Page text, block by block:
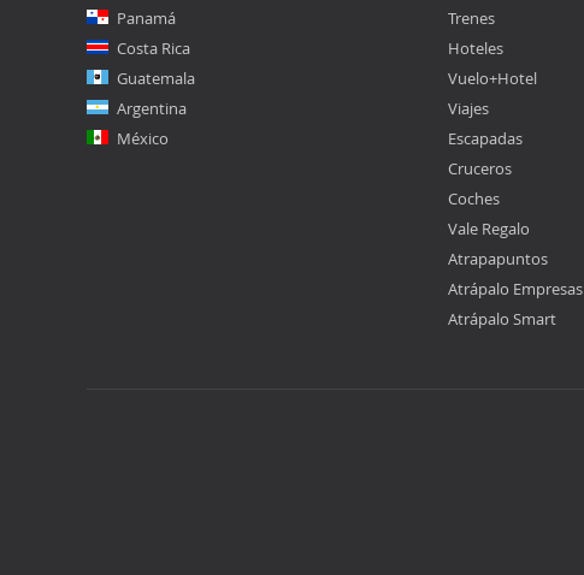
Panamá
Costa Rica
Guatemala
Argentina
México
Trenes
Hoteles
Vuelo+Hotel
Viajes
Escapadas
Cruceros
Coches
Vale Regalo
Atrapapuntos
Atrápalo Empresas
Atrápalo Smart